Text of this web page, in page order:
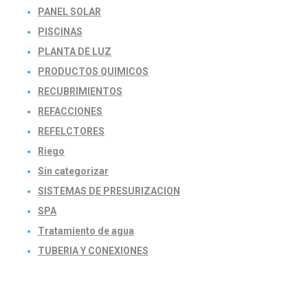
PANEL SOLAR
PISCINAS
PLANTA DE LUZ
PRODUCTOS QUIMICOS
RECUBRIMIENTOS
REFACCIONES
REFELCTORES
Riego
Sin categorizar
SISTEMAS DE PRESURIZACION
SPA
Tratamiento de agua
TUBERIA Y CONEXIONES